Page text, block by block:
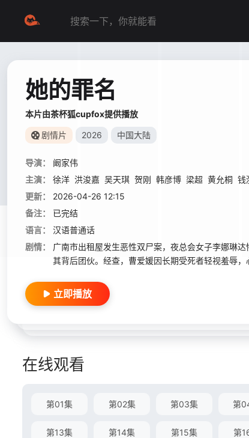
她的罪名
本片由茶杯狐cupfox提供播放
剧情片 2026 中国大陆
导演：
阚家伟
主演：
徐洋 洪浚嘉 吴天琪 贺刚 韩彦博 梁超 黄允桐 钱
更新：
2026-04-26 12:15
备注：
已完结
语言：
汉语普通话
剧情：
广南市出租屋发生恶性双尸案，夜总会女子李娜琳
其背后团伙。经查，曹爱媛因长期受死者轻视羞辱
立即播放
在线观看
第01集 第02集 第03集 第
第13集 第14集 第15集 第